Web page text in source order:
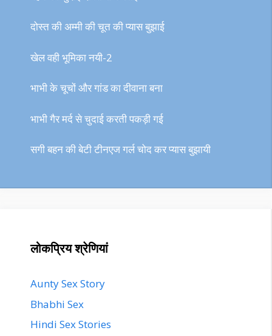
दोस्त की अम्मी की चूत की प्यास बुझाई
खेल वही भूमिका नयी-2
भाभी के चूचों और गांड का दीवाना बना
भाभी गैर मर्द से चुदाई करती पकड़ी गई
सगी बहन की बेटी टीनएज गर्ल चोद कर प्यास बुझायी
लोकप्रिय श्रेणियां
Aunty Sex Story
Bhabhi Sex
Hindi Sex Stories